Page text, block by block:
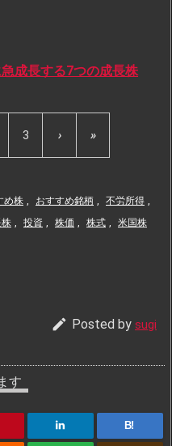
成長する7つの成長株
3 › »
め株 おすすめ銘柄 不労所得
株
投資 株価 株式 米国株
 Posted by sugi
す
B!